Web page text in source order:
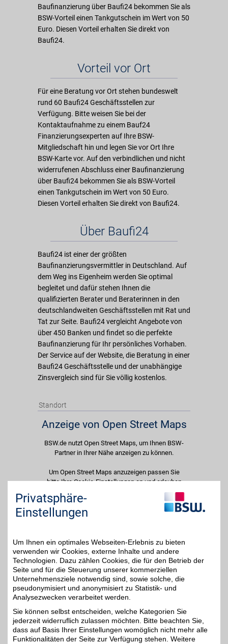
Baufinanzierung über Baufi24 bekommen Sie als
BSW-Vorteil einen Tankgutschein im Wert von 50
Euro. Diesen Vorteil erhalten Sie direkt von
Baufi24.
Vorteil vor Ort
Für eine Beratung vor Ort stehen bundeswelt
rund 60 Baufi24 Geschäftsstellen zur
Verfügung. Bitte weisen Sie bei der
Kontaktaufnahme zu einem Bauf24
Finanzierungsexperten auf Ihre BSW-
Mitgliedschaft hin und legen Sie vor Ort Ihre
BSW-Karte vor. Auf den verbindlichen und nicht
widerrufenen Abschluss einer Baufinanzierung
über Baufi24 bekommen Sie als BSW-Vorteil
einen Tankgutschein im Wert von 50 Euro.
Diesen Vorteil erhalten Sie direkt von Baufi24.
Über Baufi24
Baufi24 ist einer der größten
Baufinanzierungsvermittler in Deutschland. Auf
dem Weg ins Eigenheim werden Sie optimal
begleitet und dafür stehen Ihnen die
qualifizierten Berater und Beraterinnen in den
deutschlandweiten Geschäftsstellen mit Rat und
Tat zur Seite. Baufi24 vergleicht Angebote von
über 450 Banken und findet so die perfekte
Baufinanzierung für Ihr persönliches Vorhaben.
Der Service auf der Website, die Beratung in einer
Baufi24 Geschäftsstelle und der unabhängige
Zinsvergleich sind für Sie völlig kostenlos.
Standort
Anzeige von Open Street Maps
BSW.de nutzt Open Street Maps, um Ihnen BSW-
Partner in Ihrer Nähe anzeigen zu können.
Um Open Street Maps anzuzeigen passen Sie
bitte Ihre Cookie-Einstellungen an und erlauben
Sie "Externe Inhalte". Diese Auswahl können Sie
jederzeit über die Cookie-Einstellungen im
unteren Seitenbereich ändern.
Adresse
Klipphausener Str. 2
01157 Dresden
Filialen in der Nähe
Privatsphäre-
Einstellungen
Um Ihnen ein optimales Webseiten-Erlebnis zu bieten
verwenden wir Cookies, externe Inhalte und andere
Technologien. Dazu zählen Cookies, die für den Betrieb der
Seite und für die Steuerung unserer kommerziellen
Unternehmensziele notwendig sind, sowie solche, die
pseudonymisiert und anonymisiert zu Statistik- und
Analysezwecken verarbeitet werden.
Sie können selbst entscheiden, welche Kategorien Sie
jederzeit widerruflich zulassen möchten. Bitte beachten Sie,
dass auf Basis Ihrer Einstellungen womöglich nicht mehr alle
Funktionalitäten der Seite zur Verfügung stehen. Weitere